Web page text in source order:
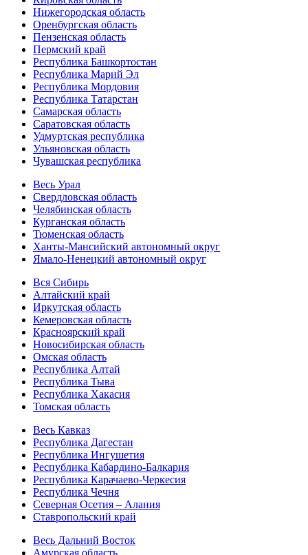
Нижегородская область
Оренбургская область
Пензенская область
Пермский край
Республика Башкортостан
Республика Марий Эл
Республика Мордовия
Республика Татарстан
Самарская область
Саратовская область
Удмуртская республика
Ульяновская область
Чувашская республика
Весь Урал
Свердловская область
Челябинская область
Курганская область
Тюменская область
Ханты-Мансийский автономный округ
Ямало-Ненецкий автономный округ
Вся Сибирь
Алтайский край
Иркутская область
Кемеровская область
Красноярский край
Новосибирская область
Омская область
Республика Алтай
Республика Тыва
Республика Хакасия
Томская область
Весь Кавказ
Республика Дагестан
Республика Ингушетия
Республика Кабардино-Балкария
Республика Карачаево-Черкесия
Республика Чечня
Северная Осетия – Алания
Ставропольский край
Весь Дальний Восток
Амурская область